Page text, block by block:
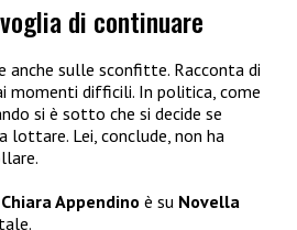
di continuare
anche sulle sconfitte. Racconta di
momenti difficili. In politica, come
si è sotto che si decide se
lottare. Lei, conclude, non ha
Chiara Appendino è su Novella